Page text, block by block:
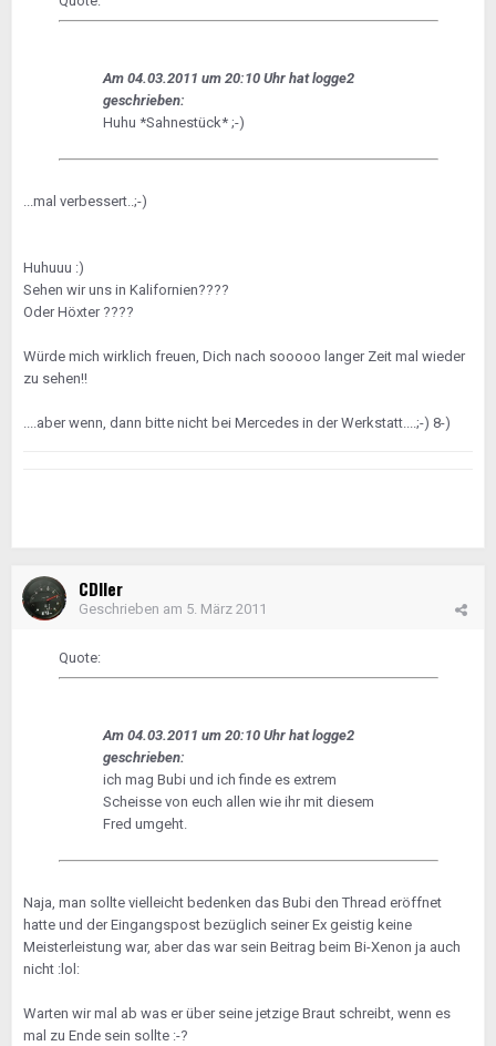
Am 04.03.2011 um 20:10 Uhr hat logge2
geschrieben:
Huhu *Sahnestück* ;-)
...mal verbessert..;-)
Huhuuu :)
Sehen wir uns in Kalifornien????
Oder Höxter ????
Würde mich wirklich freuen, Dich nach sooooo langer Zeit mal wieder
zu sehen!!
....aber wenn, dann bitte nicht bei Mercedes in der Werkstatt....;-) 8-)
CDIler
Geschrieben am 5. März 2011
Quote:
Am 04.03.2011 um 20:10 Uhr hat logge2
geschrieben:
ich mag Bubi und ich finde es extrem
Scheisse von euch allen wie ihr mit diesem
Fred umgeht.
Naja, man sollte vielleicht bedenken das Bubi den Thread eröffnet
hatte und der Eingangspost bezüglich seiner Ex geistig keine
Meisterleistung war, aber das war sein Beitrag beim Bi-Xenon ja auch
nicht :lol:
Warten wir mal ab was er über seine jetzige Braut schreibt, wenn es
mal zu Ende sein sollte :-?